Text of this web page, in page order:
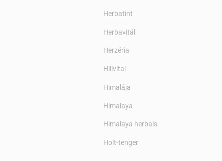
Herbatint
Herbavitál
Herzéria
Hillvital
Himalája
Himalaya
Himalaya herbals
Holt-tenger